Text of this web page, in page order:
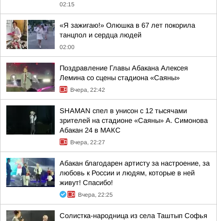
02:15
«Я зажигаю!» Олюшка в 67 лет покорила
танцпол и сердца людей
02:00
Поздравление Главы Абакана Алексея
Лемина со сцены стадиона «Саяны»
Вчера, 22:42
SHAMAN спел в унисон с 12 тысячами
зрителей на стадионе «Саяны» А. Симонова
Абакан 24 в МАКС
Вчера, 22:27
Абакан благодарен артисту за настроение, за
любовь к России и людям, которые в ней
живут! Спасибо!
Вчера, 22:25
Солистка-народница из села Таштып Софья